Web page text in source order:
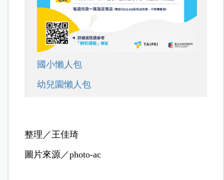
國小懶人包
幼兒園懶人包
整理／王佳琦
圖片來源／photo-ac